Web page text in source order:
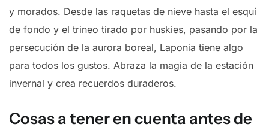
y morados. Desde las raquetas de nieve hasta el esquí
de fondo y el trineo tirado por huskies, pasando por la
persecución de la aurora boreal, Laponia tiene algo
para todos los gustos. Abraza la magia de la estación
invernal y crea recuerdos duraderos.
Cosas a tener en cuenta antes de